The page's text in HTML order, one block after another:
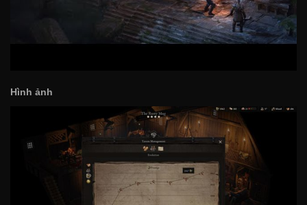
Hình ảnh